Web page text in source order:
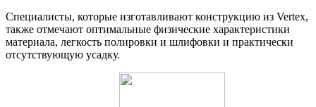
Специалисты, которые изготавливают конструкцию из Vertex,
также отмечают оптимальные физические характеристики
материала, легкость полировки и шлифовки и практически
отсутствующую усадку.